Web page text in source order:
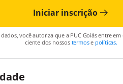
Iniciar inscrição
você autoriza que a PUC Goiás entre
ciente dos nossos termose políticas.